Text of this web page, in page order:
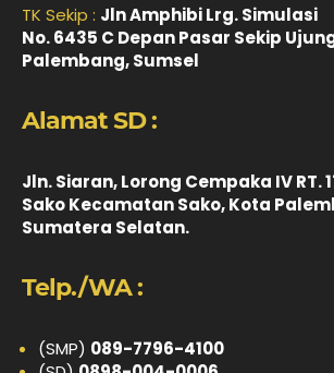
TK Sekip : Jln Amphibi Lrg. Simulasi
No. 6435 C Depan Pasar Sekip
Palembang, Sumsel
Alamat SD :
Jln. Siaran, Lorong Cempaka IV RT.
Sako Kecamatan Sako, Kota
Sumatera Selatan.
Telp./WA :
(SMP) 089-7796-4100